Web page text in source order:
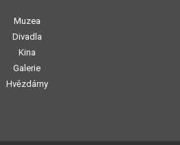
Muzea
Divadla
Kina
Galerie
Hvězdárny